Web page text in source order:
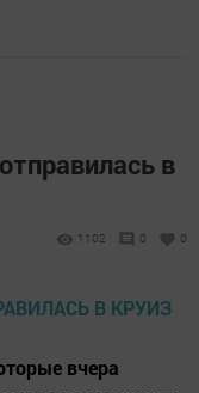
в
1102 0 0
вчера